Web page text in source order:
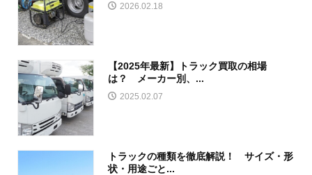
2026.02.18
【2025年最新】トラック買取の相場
は？ メーカー別、...
2025.02.07
トラックの種類を徹底解説！ サイズ・形
状・用途ごと...